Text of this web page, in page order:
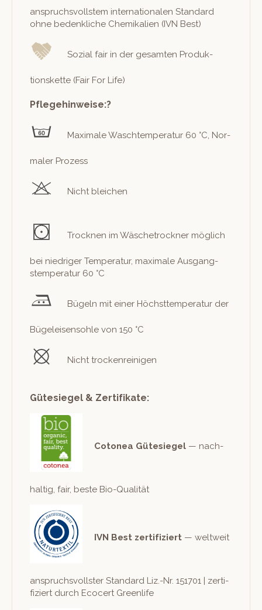
anspruchsvoll­stem inter­na­tionalen Stan­dard
ohne beden­kliche Chemikalien (IVN Best)
Sozial fair in der gesamten Pro­duk­
tions­kette (Fair For Life)
Pflegehinweise:?
Max­i­male Waschtem­per­atur 60 °C, Nor­
maler Prozess
Nicht bleichen
Trock­nen im Wäschetrock­n­er möglich
bei niedriger Tem­per­atur, max­i­male Aus­gang­
stem­per­atur 60 °C
Bügeln mit ein­er Höch­st­tem­per­atur der
Bügeleisen­sohle von 150 °C
Nicht trockenreinigen
Gütesiegel & Zertifikate:
Cotonea Güte­siegel — nach­
haltig, fair, beste Bio-Qualität
IVN Best zer­ti­fiziert — weltweit
anspruchsvoll­ster Stan­dard Liz.-Nr. 151701 | zer­ti­
fiziert durch Eco­cert Greenlife